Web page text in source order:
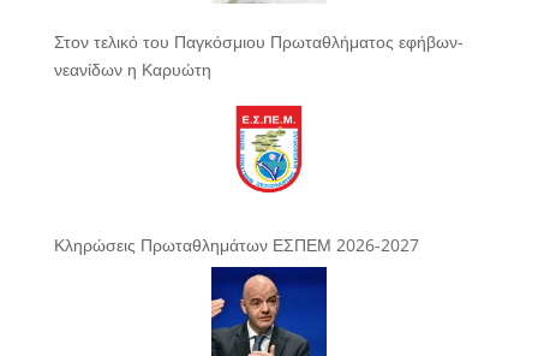
Στον τελικό του Παγκόσμιου Πρωταθλήματος εφήβων-
νεανίδων η Καρυώτη
Κληρώσεις Πρωταθλημάτων ΕΣΠΕΜ 2026-2027